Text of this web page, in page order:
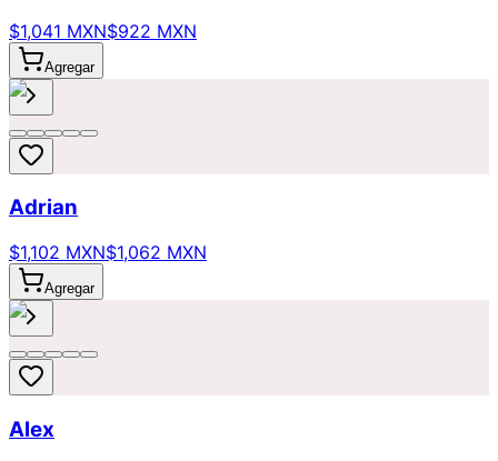
$1,041 MXN$922 MXN
Agregar
Adrian
$1,102 MXN$1,062 MXN
Agregar
Alex